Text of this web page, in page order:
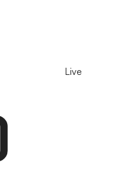
Live